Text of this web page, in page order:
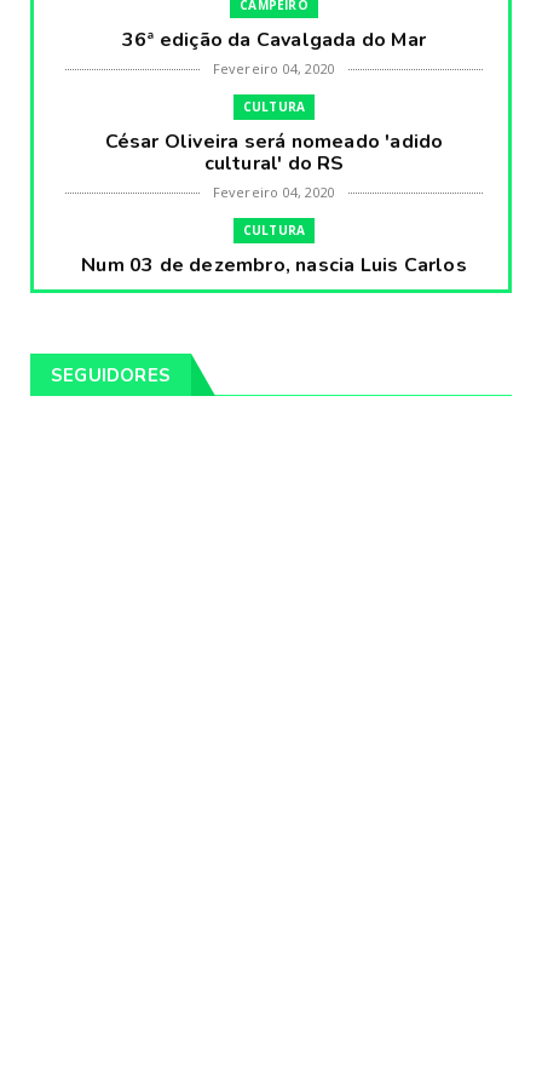
CAMPEIRO
36ª edição da Cavalgada do Mar
Fevereiro 04, 2020
CULTURA
César Oliveira será nomeado 'adido
cultural' do RS
Fevereiro 04, 2020
CULTURA
Num 03 de dezembro, nascia Luis Carlos
Prestes, o Cavaleiro ...
Pintores da Temática Gauchesca - parte
SEGUIDORES